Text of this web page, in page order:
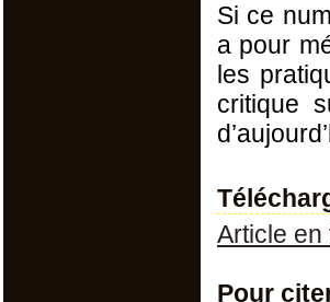
Si ce
a pour
les
critique
Article en
Pour